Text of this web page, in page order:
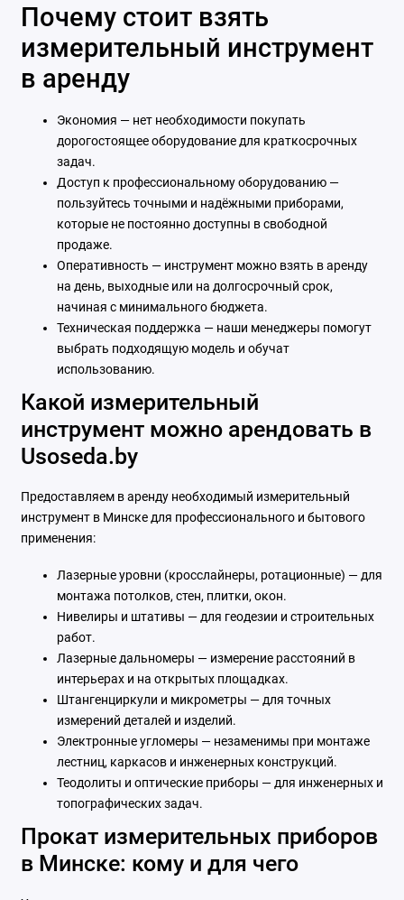
Почему стоит взять
измерительный инструмент
в аренду
Экономия — нет необходимости покупать
дорогостоящее оборудование для краткосрочных
задач.
Доступ к профессиональному оборудованию —
пользуйтесь точными и надёжными приборами,
которые не постоянно доступны в свободной
продаже.
Оперативность — инструмент можно взять в аренду
на день, выходные или на долгосрочный срок,
начиная с минимального бюджета.
Техническая поддержка — наши менеджеры помогут
выбрать подходящую модель и обучат
использованию.
Какой измерительный
инструмент можно арендовать в
Usoseda.by
Предоставляем в аренду необходимый измерительный
инструмент в Минске для профессионального и бытового
применения:
Лазерные уровни (кросслайнеры, ротационные) — для
монтажа потолков, стен, плитки, окон.
Нивелиры и штативы — для геодезии и строительных
работ.
Лазерные дальномеры — измерение расстояний в
интерьерах и на открытых площадках.
Штангенциркули и микрометры — для точных
измерений деталей и изделий.
Электронные угломеры — незаменимы при монтаже
лестниц, каркасов и инженерных конструкций.
Теодолиты и оптические приборы — для инженерных и
топографических задач.
Прокат измерительных приборов
в Минске: кому и для чего